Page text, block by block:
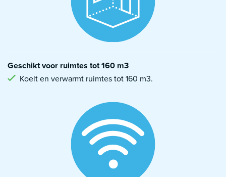
Geschikt voor ruimtes tot 160 m3
Koelt en verwarmt ruimtes tot 160 m3.